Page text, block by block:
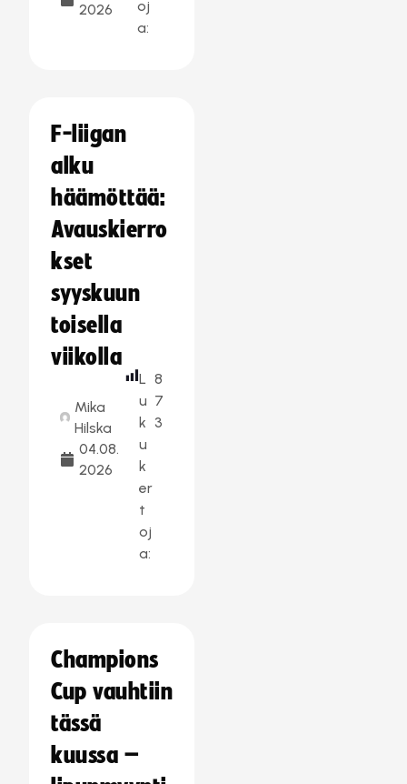
2026
oj
a:
F-liigan
alku
häämöttää:
Avauskierro
kset
syyskuun
toisella
viikolla
Mika
Hilska
04.08.
2026
L
u
k
u
k
er
t
oj
a:
8
7
3
Champions
Cup vauhtiin
tässä
kuussa –